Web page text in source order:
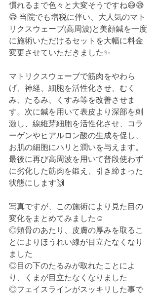
慣れるまで色々と大変そうですね😅😅
😅 当院でも増税に伴い、大人気のマト
リクスウェーブ(高周波)と美顔鍼を一度
に施術いただけるセットを大幅に料金
変更させていただきました✨
マトリクスウェーブで筋肉をやわら
げ、神経、細胞を活性化させ、むく
み、たるみ、くすみ等を改善させま
す。次に鍼を用いて表皮より深部を刺
激し、線維芽細胞を活性化させ、コラ
ーゲンやヒアルロン酸の生成を促し、
お肌の細胞にハリと潤いを与えます。
最後に再び高周波を用いて普段使わず
に劣化した筋肉を鍛え、引き締まった
状態にします🙌
写真ですが、この施術により見た目の
変化をまとめてみました☺️
◎頬骨のあたり、皮膚の厚みを取るこ
とによりほうれい線が目立たなくなり
ました
◎目の下のたるみが取れたことによ
り、くまが目立たなくなりました
◎フェイスラインがスッキリした事で